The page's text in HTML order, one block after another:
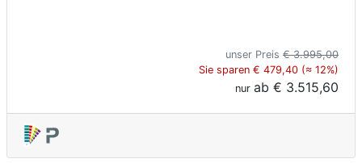
unser Preis € 3.995,00
Sie sparen € 479,40 (≈ 12%)
nur ab € 3.515,60